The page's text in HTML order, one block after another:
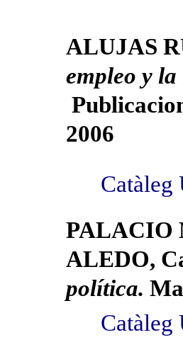
ALUJAS
empleo y
2006
Catàleg
PALACIO
ALEDO,
política.
Catàleg